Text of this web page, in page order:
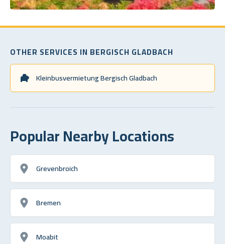
OTHER SERVICES IN BERGISCH GLADBACH
Kleinbusvermietung Bergisch Gladbach
Popular Nearby Locations
Grevenbroich
Bremen
Moabit